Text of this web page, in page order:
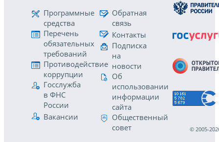
Программные
средства
Перечень
обязательных
требований
Противодействие
коррупции
Госслужба
в ФНС
России
Вакансии
Обратная
связь
Контакты
Подписка
на
новости
Об
использовании
информации
сайта
Общественный
совет
© 2005-